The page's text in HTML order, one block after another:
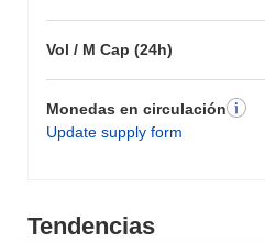
Vol / M Cap (24h)
Monedas en circulación
Update supply form
Tendencias